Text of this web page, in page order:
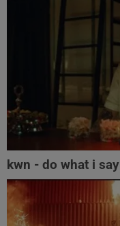
kwn - do what i say